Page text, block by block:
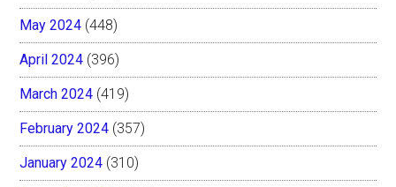
May 2024 (448)
April 2024 (396)
March 2024 (419)
February 2024 (357)
January 2024 (310)